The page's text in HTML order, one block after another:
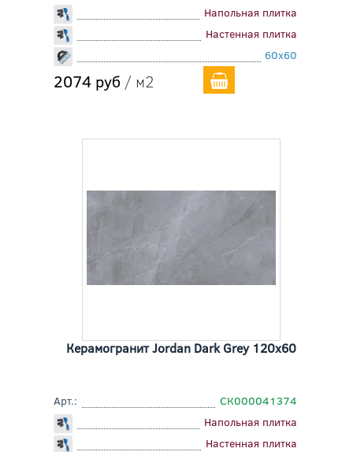
Напольная плитка
Настенная плитка
60x60
2074 руб / м2
Керамогранит Jordan Dark Grey 120x60
Арт.:
СК000041374
Напольная плитка
Настенная плитка